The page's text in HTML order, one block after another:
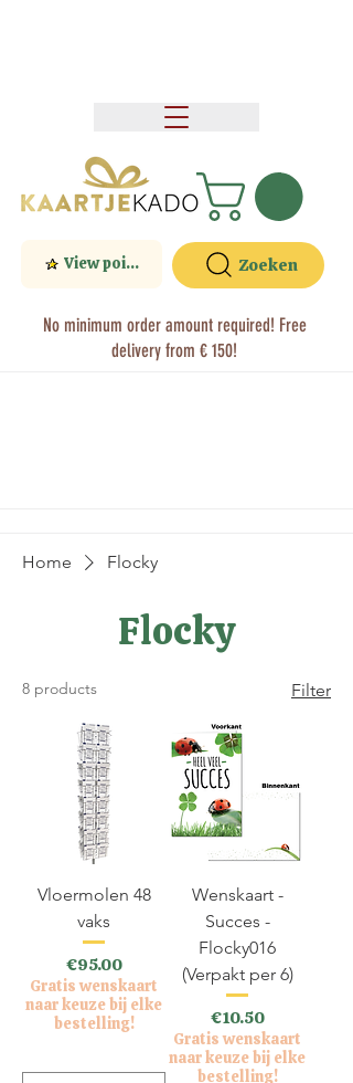
No minimum order amount required! Free
delivery from € 150!
View points Zoeken
Home Flocky
Flocky
8 products Filter
Vloermolen 48
vaks
Price
€95.00
Gratis wenskaart
naar keuze bij elke
bestelling!
Wenskaart -
Succes -
Flocky016
(Verpakt per 6)
Price
€10.50
Gratis wenskaart
naar keuze bij elke
bestelling!